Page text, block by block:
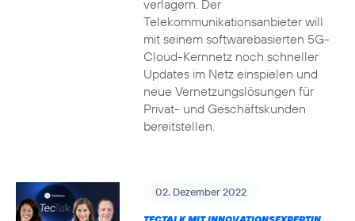
verlagern. Der
Telekommunikationsanbieter will
mit seinem softwarebasierten 5G-
Cloud-Kernnetz noch schneller
Updates im Netz einspielen und
neue Vernetzungslösungen für
Privat- und Geschäftskunden
bereitstellen.
02. Dezember 2022